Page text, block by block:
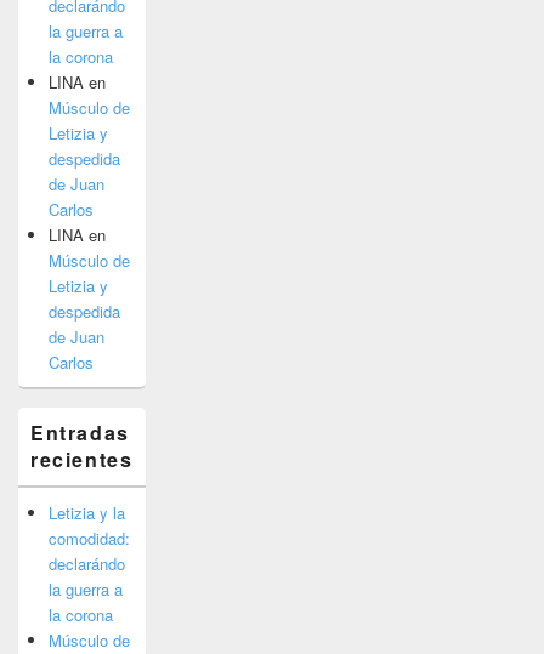
declarándo
la guerra a
la corona
LINA en
Músculo de
Letizia y
despedida
de Juan
Carlos
LINA en
Músculo de
Letizia y
despedida
de Juan
Carlos
Entradas
recientes
Letizia y la
comodidad:
declarándo
la guerra a
la corona
Músculo de